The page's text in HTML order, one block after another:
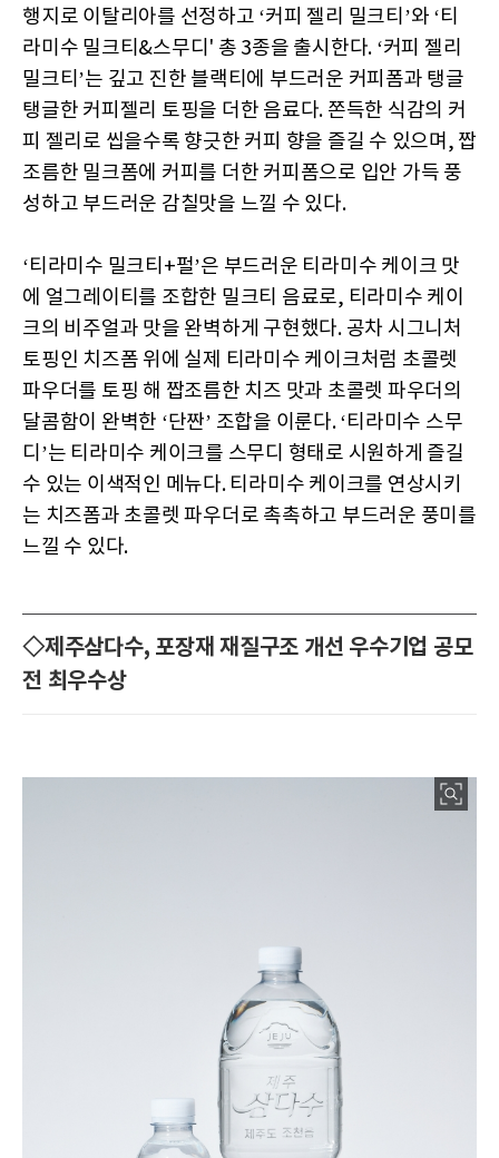
행지로 이탈리아를 선정하고 ‘커피 젤리 밀크티’와 ‘티
라미수 밀크티&스무디' 총 3종을 출시한다. ‘커피 젤리
밀크티’는 깊고 진한 블랙티에 부드러운 커피폼과 탱글
탱글한 커피젤리 토핑을 더한 음료다. 쫀득한 식감의 커
피 젤리로 씹을수록 향긋한 커피 향을 즐길 수 있으며, 짭
조름한 밀크폼에 커피를 더한 커피폼으로 입안 가득 풍
성하고 부드러운 감칠맛을 느낄 수 있다.
‘티라미수 밀크티+펄’은 부드러운 티라미수 케이크 맛
에 얼그레이티를 조합한 밀크티 음료로, 티라미수 케이
크의 비주얼과 맛을 완벽하게 구현했다. 공차 시그니처
토핑인 치즈폼 위에 실제 티라미수 케이크처럼 초콜렛
파우더를 토핑 해 짭조름한 치즈 맛과 초콜렛 파우더의
달콤함이 완벽한 ‘단짠’ 조합을 이룬다. ‘티라미수 스무
디’는 티라미수 케이크를 스무디 형태로 시원하게 즐길
수 있는 이색적인 메뉴다. 티라미수 케이크를 연상시키
는 치즈폼과 초콜렛 파우더로 촉촉하고 부드러운 풍미를
느낄 수 있다.
◇제주삼다수, 포장재 재질구조 개선 우수기업 공모
전 최우수상